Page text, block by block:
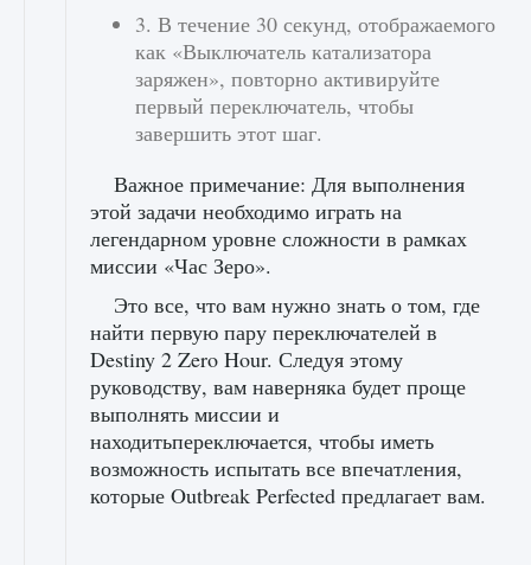
3. В течение 30 секунд, отображаемого
как «Выключатель катализатора
заряжен», повторно активируйте
первый переключатель, чтобы
завершить этот шаг.
Важное примечание: Для выполнения
этой задачи необходимо играть на
легендарном уровне сложности в рамках
миссии «Час Зеро».
Это все, что вам нужно знать о том, где
найти первую пару переключателей в
Destiny 2 Zero Hour. Следуя этому
руководству, вам наверняка будет проще
выполнять миссии и
находитьпереключается, чтобы иметь
возможность испытать все впечатления,
которые Outbreak Perfected предлагает вам.